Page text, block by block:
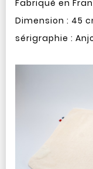
Fabriqué en
Dimension : 45
sérigraphie :